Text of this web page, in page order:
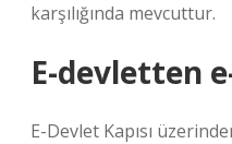
karşılığında mevcuttur.
E-devletten
E-Devlet Kapısı